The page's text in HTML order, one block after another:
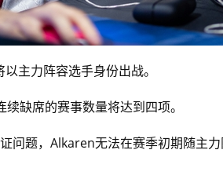
主力阵容选手身份出战。
缺席的赛事数量将达到四项。
问题，Alkaren无法在赛季初期随主力